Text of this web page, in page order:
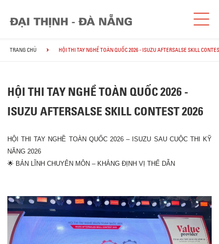
TRANG CHỦ HỘI THI TAY NGHỀ TOÀN QUỐC 2026 - ISUZU AFTERSALSE SKILL
HỘI THI TAY NGHỀ TOÀN QUỐC 2026 -
ISUZU AFTERSALSE SKILL CONTEST 2026
HỘI THI TAY NGHỀ TOÀN QUỐC 2026 – ISUZU SAU CUỘC THI KỸ
NĂNG 2026
🌟 BẢN LĨNH CHUYÊN MÔN – KHẲNG ĐỊNH VỊ THẾ DẪN